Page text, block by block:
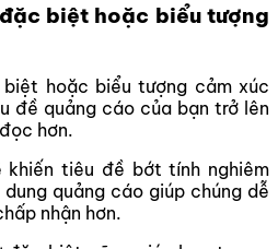
biệt hoặc biểu tượng
hoặc biểu tượng cảm xúc
đề quảng cáo của bạn trở lên
hơn.
khiến tiêu đề bớt tính nghiêm
quảng cáo giúp chúng dễ
nhận hơn.